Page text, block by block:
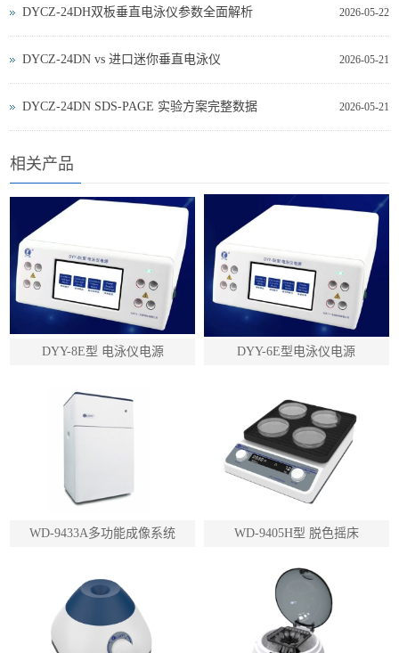
2026-05-22
DYCZ-24DH双板垂直电泳仪参数全面解析
2026-05-21
DYCZ‑24DN vs 进口迷你垂直电泳仪
2026-05-21
DYCZ‑24DN SDS‑PAGE 实验方案完整数据
相关产品
DYY-8E型 电泳仪电源 DYY-6E型电泳仪电源
WD-9433A多功能成像系统 WD-9405H型 脱色摇床